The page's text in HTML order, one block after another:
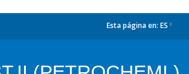
Esta página en: ES